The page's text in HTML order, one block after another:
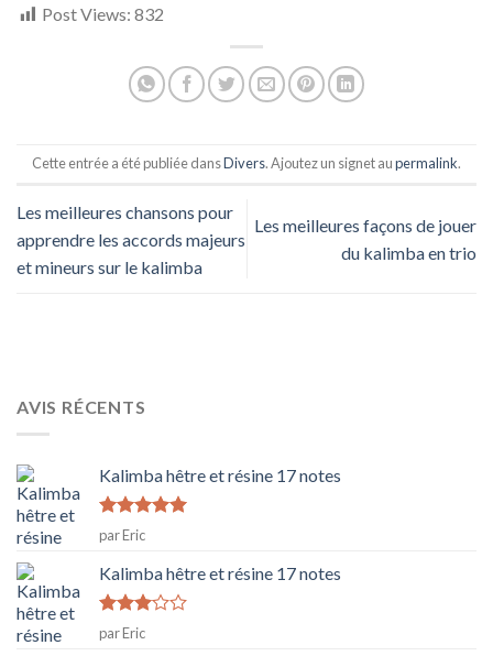
Post Views: 832
Cette entrée a été publiée dansDivers. Ajoutez un signet aupermalink.
Les meilleures chansons pour
apprendre les accords majeurs
et mineurs sur le kalimba
Les meilleures façons de jouer
du kalimba en trio
AVIS RÉCENTS
Kalimba hêtre et résine 17 notes
Note5
5
par Eric
Kalimba hêtre et résine 17 notes
Note3
sur 5
par Eric